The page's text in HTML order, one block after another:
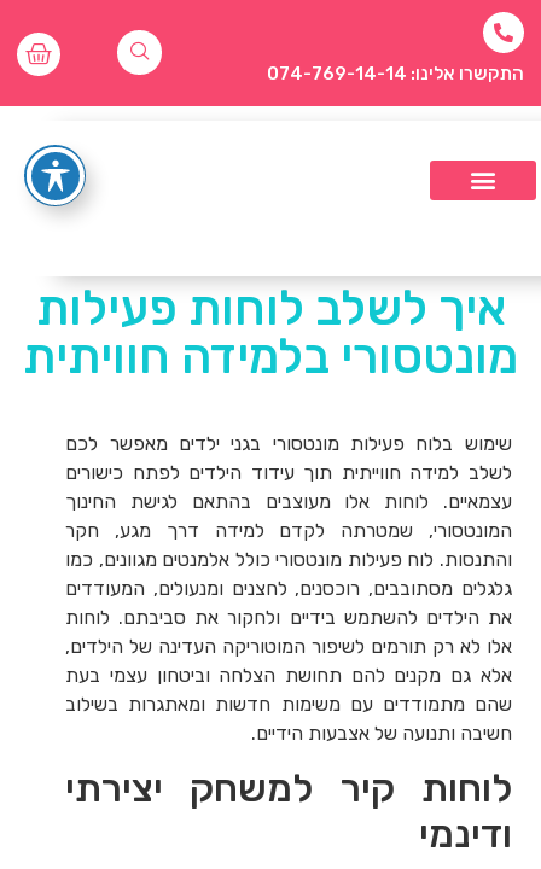
התקשרו אלינו: 074-769-14-14
איך לשלב לוחות פעילות
מונטסורי בלמידה חוויתית
שימוש בלוח פעילות מונטסורי בגני ילדים מאפשר לכם
לשלב למידה חווייתית תוך עידוד הילדים לפתח כישורים
עצמאיים. לוחות אלו מעוצבים בהתאם לגישת החינוך
המונטסורי, שמטרתה לקדם למידה דרך מגע, חקר
והתנסות. לוח פעילות מונטסורי כולל אלמנטים מגוונים, כמו
גלגלים מסתובבים, רוכסנים, לחצנים ומנעולים, המעודדים
את הילדים להשתמש בידיים ולחקור את סביבתם. לוחות
אלו לא רק תורמים לשיפור המוטוריקה העדינה של הילדים,
אלא גם מקנים להם תחושת הצלחה וביטחון עצמי בעת
שהם מתמודדים עם משימות חדשות ומאתגרות בשילוב
חשיבה ותנועה של אצבעות הידיים.
לוחות קיר למשחק יצירתי
ודינמי